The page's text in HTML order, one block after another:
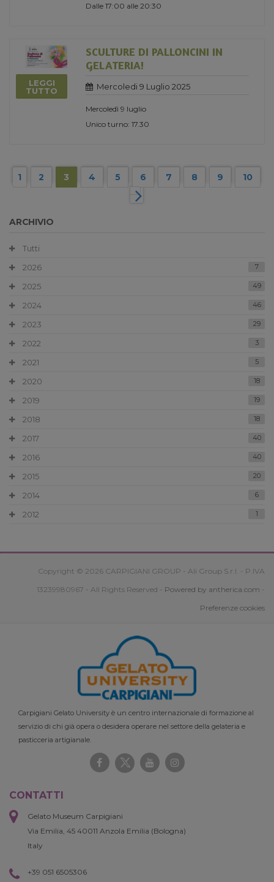
Dalle 17:00 alle 20:30
LEGGI
TUTTO
SCULTURE DI PALLONCINI IN
GELATERIA!
Mercoledi 9 Luglio 2025
Mercoledì 9 luglio
Unico turno: 17.30
1 2 3 4 5 6 7 8 9 10
ARCHIVIO
Tutti
2026
7
2025 49
2024 46
2023 29
2022 3
2021 5
2020 18
2019 19
2018 18
2017 40
2016 40
2015 20
2014 6
2012 1
Copyright © 2026 CARPIGIANI GROUP - Ali Group S.r.l. - P.IVA
13239980967 - All Rights Reserved - Powered by antherica.com -
Preferenze cookies
Carpigiani Gelato University è un centro internazionale di formazione al
servizio di chi già opera o desidera operare nel settore della gelateria e
pasticceria artigianale.
CONTATTI
Gelato Museum Carpigiani
Via Emilia, 45 40011 Anzola Emilia (Bologna)
Italy
+39 051 6505306